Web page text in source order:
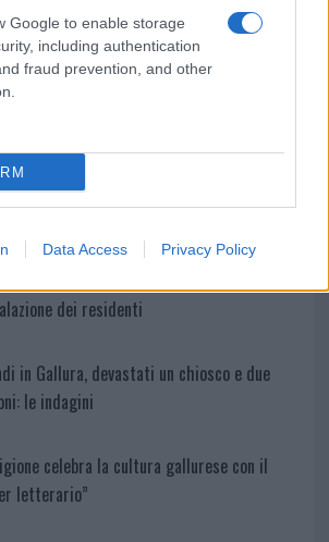
Google to enable storage
including authentication
fraud prevention, and other
Data Access Privacy Policy
le previsioni meteo per lunedì 10 agosto
offerte di lavoro a Olbia e in Gallura
dei residenti
in Gallura, devastati un chiosco e due
le indagini
celebra la cultura gallurese con il
letterario”